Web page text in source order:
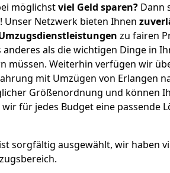
möglichstviel Geld sparen? Dann
Unser Netzwerk bieten Ihnen
zu fairen
anderes als die wichtigen Dinge in
müssen. Weiterhin verfügen wir
mit Umzügen von Erlangen
Größenordnung und können
für jedes Budget eine passende
ist sorgfältig ausgewählt, wir haben